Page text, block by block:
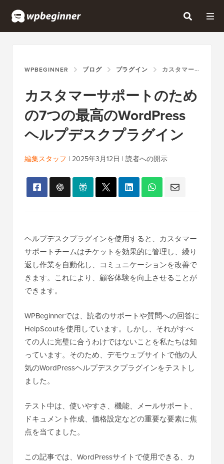
WPBEGINNER ブログ プラグイン カスタマーサポートのための7つの最高のWORDPRESSヘルプデスクプラグイン
カスタマーサポートのため
の7つの最高のWordPress
ヘルプデスクプラグイン
編集スタッフ | 2025年3月12日 | 読者への開示
ヘルプデスクプラグインを使用すると、カスタマー
サポートチームはチケットを効果的に管理し、繰り
返し作業を自動化し、コミュニケーションを改善で
きます。これにより、顧客体験を向上させることが
できます。
WPBeginnerでは、読者のサポートや質問への回答に
HelpScoutを使用しています。しかし、それがすべ
ての人に完璧に合うわけではないことを私たちは知
っています。そのため、デモウェブサイトで他の人
気のWordPressヘルプデスクプラグインをテストし
ました。
テスト中は、使いやすさ、機能、メールサポート、
ドキュメント作成、価格設定などの重要な要素に焦
点を当てました。
この記事では、WordPressサイトで使用できる、カ